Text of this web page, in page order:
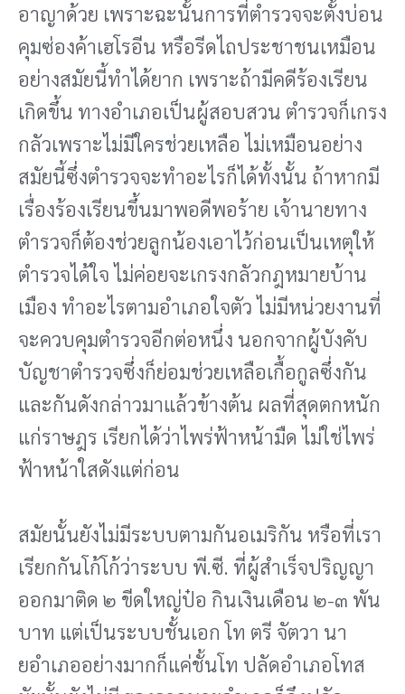
อาญาด้วย เพราะฉะนั้นการที่ตํารวจจะตั้งบ่อน
คุมซ่องค้าเฮโรอีน หรือรีดไถประชาชนเหมือน
อย่างสมัยนี้ทําได้ยาก เพราะถ้ามีคดีร้องเรียน
เกิดขึ้น ทางอําเภอเป็นผู้สอบสวน ตํารวจก็เกรง
กลัวเพราะไม่มีใครช่วยเหลือ ไม่เหมือนอย่าง
สมัยนี้ซึ่งตํารวจจะทําอะไรก็ได้ทั้งนั้น ถ้าหากมี
เรื่องร้องเรียนขึ้นมาพอดีพอร้าย เจ้านายทาง
ตํารวจก็ต้องช่วยลูกน้องเอาไว้ก่อนเป็นเหตุให้
ตํารวจได้ใจ ไม่ค่อยจะเกรงกลัวกฎหมายบ้าน
เมือง ทําอะไรตามอําเภอใจตัว ไม่มีหน่วยงานที่
จะควบคุมตํารวจอีกต่อหนึ่ง นอกจากผู้บังคับ
บัญชาตํารวจซึ่งก็ย่อมช่วยเหลือเกื้อกูลซึ่งกัน
และกันดังกล่าวมาแล้วข้างต้น ผลที่สุดตกหนัก
แก่ราษฎร เรียกได้ว่าไพร่ฟ้าหน้ามืด ไม่ใช่ไพร่
ฟ้าหน้าใสดังแต่ก่อน
สมัยนั้นยังไม่มีระบบตามกันอเมริกัน หรือที่เรา
เรียกกันโก้โก้ว่าระบบ พี.ซี. ที่ผู้สําเร็จปริญญา
ออกมาติด ๒ ขีดใหญ่ป๋อ กินเงินเดือน ๒-๓ พัน
บาท แต่เป็นระบบชั้นเอก โท ตรี จัตวา นา
ยอําเภออย่างมากก็แค่ชั้นโท ปลัดอําเภอโทส